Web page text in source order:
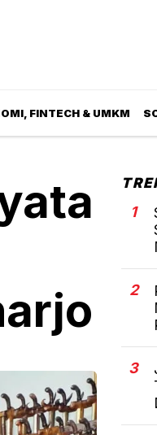
FINTECH & UMKM
1
2
3